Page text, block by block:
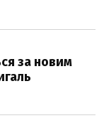
за новим